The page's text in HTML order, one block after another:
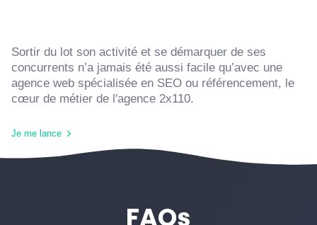
Sortir du lot son activité et se démarquer de ses
concurrents n’a jamais été aussi facile qu’avec une
agence web spécialisée en SEO ou référencement, le
cœur de métier de l'agence 2x110.
Je me lance
FAQs